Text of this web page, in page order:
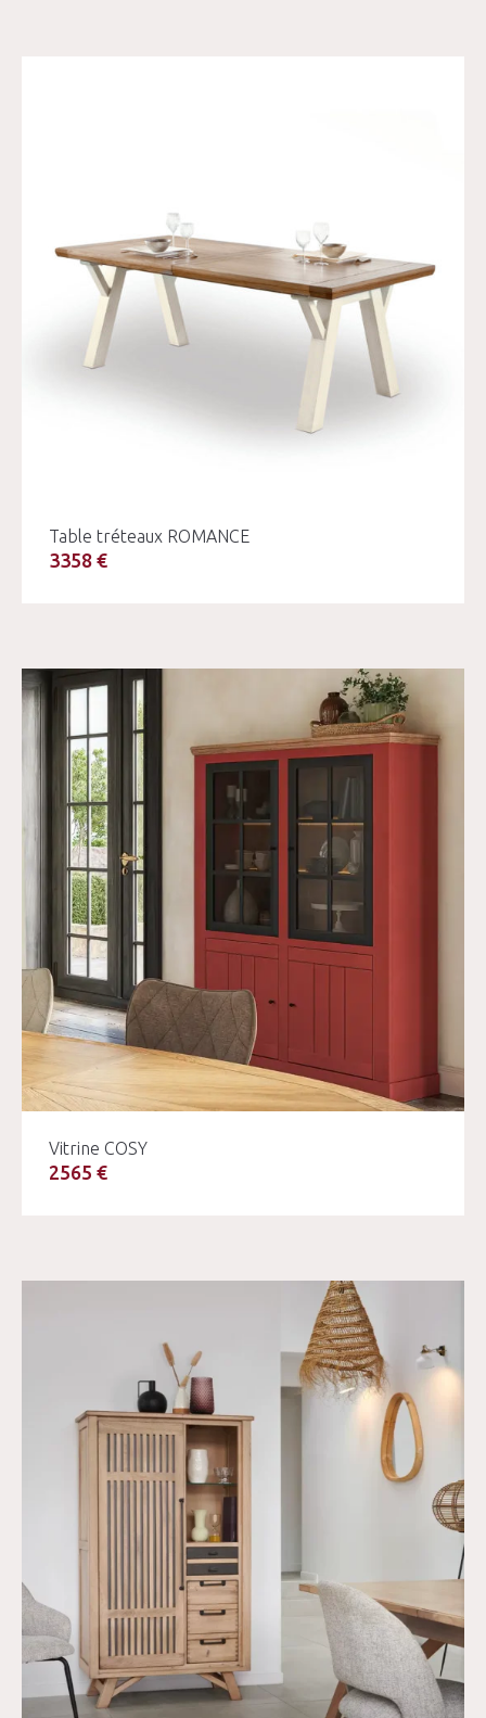
Table tréteaux ROMANCE
3358 €
Vitrine COSY
2565 €